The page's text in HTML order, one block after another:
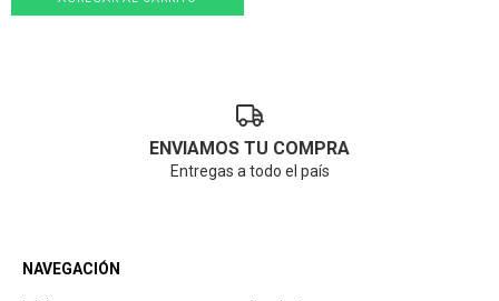
ENVIAMOS TU COMPRA
Entregas a todo el país
NAVEGACIÓN